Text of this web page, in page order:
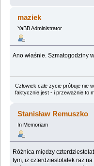
maziek
YaBB Administrator
Ano właśnie. Szmatogodziny
Człowiek całe życie próbuje nie
faktycznie jest - i przeważnie to
Stanisław Remuszko
In Memoriam
Różnica między
tym, iż czterdziestolatek raz